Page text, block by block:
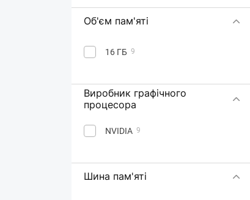
GeForce RTX 5060
GeForce RTX 5070
GeForce RTX 5080 16
RTX 4000 Ada
RTX Pro 2000
Об'єм пам'яті
16 ГБ 9
Виробник графічного
процесора
NVIDIA 9
Шина пам'яті